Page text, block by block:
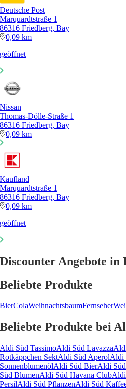
Deutsche Post
Marquardtstraße 1
86316 Friedberg, Bay
0,09 km
geöffnet
Nissan
Thomas-Dölle-Straße 1
86316 Friedberg, Bay
0,09 km
Kaufland
Marquardtstraße 1
86316 Friedberg, Bay
0,09 km
geöffnet
Discounter Angebote in
Beliebte Produkte
BierColaWeihnachtsbaumFernseher
Beliebte Produkte bei
Aldi Süd TassimoAldi Süd Lavazza
Rotkäppchen SektAldi Süd AperolAldi
SonnenblumenölAldi Süd BierAldi
Süd BlumenAldi Süd Havana ClubAldi
PersilAldi Süd PflanzenAldi Süd